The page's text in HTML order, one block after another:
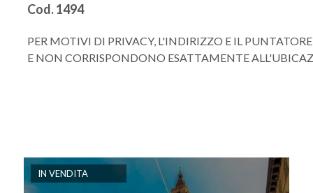
Cod. 1494
PER MOTIVI DI PRIVACY, L'INDIRIZZO E IL
E NON CORRISPONDONO ESATTAMENTE
IN VENDITA